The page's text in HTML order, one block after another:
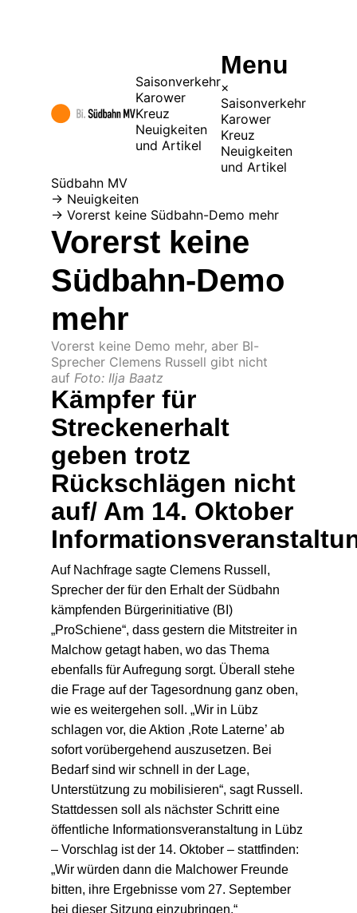
Saisonverkehr
Karower
Kreuz
Neuigkeiten
und Artikel
Menu
×
Saisonverkehr
Karower
Kreuz
Neuigkeiten
und Artikel
Südbahn MV
→ Neuigkeiten
→ Vorerst keine Südbahn-Demo mehr
Vorerst keine
Südbahn-Demo
mehr
Vorerst keine Demo mehr, aber Bl-
Sprecher Clemens Russell gibt nicht
aufFoto: Ilja Baatz
Kämpfer für
Streckenerhalt
geben trotz
Rückschlägen nicht
auf/ Am 14. Oktober
Auf Nachfrage sagte Clemens Russell,
Sprecher der für den Erhalt der Südbahn
kämpfenden Bürgerinitiative (BI)
„ProSchiene“, dass gestern die Mitstreiter in
Malchow getagt haben, wo das Thema
ebenfalls für Aufregung sorgt. Überall stehe
die Frage auf der Tagesordnung ganz oben,
wie es weitergehen soll. „Wir in Lübz
schlagen vor, die Aktion ,Rote Laterne’ ab
sofort vorübergehend auszusetzen. Bei
Bedarf sind wir schnell in der Lage,
Unterstützung zu mobilisieren“, sagt Russell.
Stattdessen soll als nächster Schritt eine
öffentliche Informationsveranstaltung in Lübz
– Vorschlag ist der 14. Oktober – stattfinden:
„Wir würden dann die Malchower Freunde
bitten, ihre Ergebnisse vom 27. September